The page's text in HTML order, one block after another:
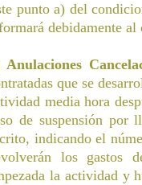
punto a) del
debidamente
Anulaciones
que se
media hora
de suspensión
indicando el
los gastos
la actividad y